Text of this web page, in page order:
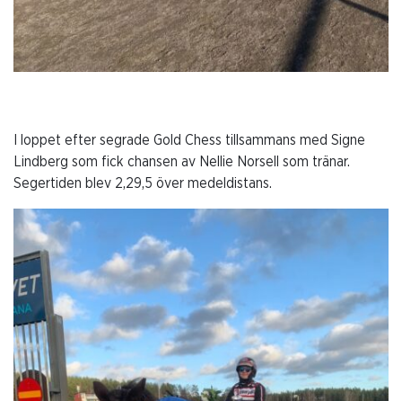
I loppet efter segrade Gold Chess tillsammans med Signe
Lindberg som fick chansen av Nellie Norsell som tränar.
Segertiden blev 2,29,5 över medeldistans.